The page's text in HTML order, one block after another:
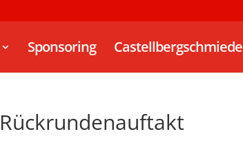
Sponsoring Castellbergschmiede